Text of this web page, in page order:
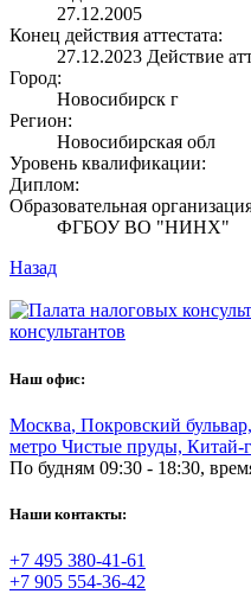
27.12.2005
Конец действия аттестата:
27.12.2023 Действие
Город:
Новосибирск г
Регион:
Новосибирская обл
Уровень квалификации:
Диплом:
Образовательная
ФГБОУ ВО "НИНХ"
Назад
консультантов
Наш офис:
Москва, Покровский
метро Чистые пруды, Китай-
По будням 09:30 - 18:30,
Наши контакты:
+7 495 380-41-61
+7 905 554-36-42